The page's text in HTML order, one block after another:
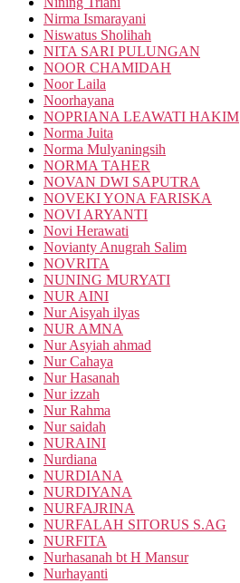
Nirma Ismarayani
Niswatus Sholihah
NITA SARI PULUNGAN
NOOR CHAMIDAH
Noor Laila
Noorhayana
NOPRIANA LEAWATI HAKIM
Norma Juita
Norma Mulyaningsih
NORMA TAHER
NOVAN DWI SAPUTRA
NOVEKI YONA FARISKA
NOVI ARYANTI
Novi Herawati
Novianty Anugrah Salim
NOVRITA
NUNING MURYATI
NUR AINI
Nur Aisyah ilyas
NUR AMNA
Nur Asyiah ahmad
Nur Cahaya
Nur Hasanah
Nur izzah
Nur Rahma
Nur saidah
NURAINI
Nurdiana
NURDIANA
NURDIYANA
NURFAJRINA
NURFALAH SITORUS S.AG
NURFITA
Nurhasanah bt H Mansur
Nurhayanti